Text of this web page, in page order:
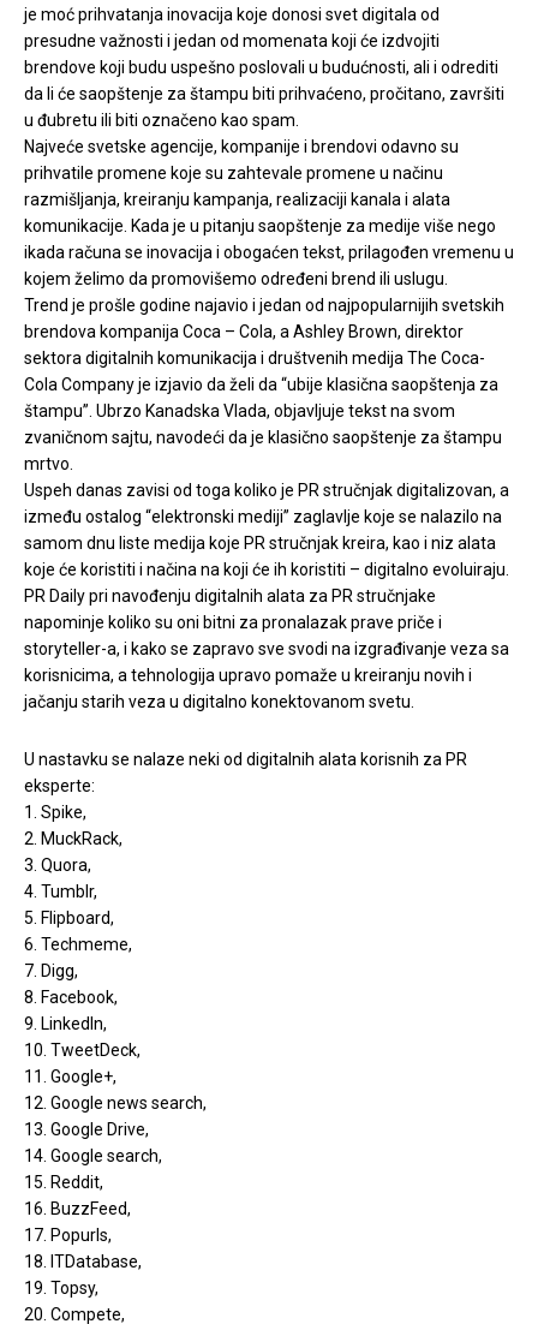
je moć prihvatanja inovacija koje donosi svet digitala od
presudne važnosti i jedan od momenata koji će izdvojiti
brendove koji budu uspešno poslovali u budućnosti, ali i odrediti
da li će saopštenje za štampu biti prihvaćeno, pročitano, završiti
u đubretu ili biti označeno kao spam.
Najveće svetske agencije, kompanije i brendovi odavno su
prihvatile promene koje su zahtevale promene u načinu
razmišljanja, kreiranju kampanja, realizaciji kanala i alata
komunikacije. Kada je u pitanju saopštenje za medije više nego
ikada računa se inovacija i obogaćen tekst, prilagođen vremenu u
kojem želimo da promovišemo određeni brend ili uslugu.
Trend je prošle godine najavio i jedan od najpopularnijih svetskih
brendova kompanija Coca – Cola, a Ashley Brown, direktor
sektora digitalnih komunikacija i društvenih medija The Coca-
Cola Company je izjavio da želi da “ubije klasična saopštenja za
štampu”. Ubrzo Kanadska Vlada, objavljuje tekst na svom
zvaničnom sajtu, navodeći da je klasično saopštenje za štampu
mrtvo.
Uspeh danas zavisi od toga koliko je PR stručnjak digitalizovan, a
između ostalog “elektronski mediji” zaglavlje koje se nalazilo na
samom dnu liste medija koje PR stručnjak kreira, kao i niz alata
koje će koristiti i načina na koji će ih koristiti – digitalno evoluiraju.
PR Daily pri navođenju digitalnih alata za PR stručnjake
napominje koliko su oni bitni za pronalazak prave priče i
storyteller-a, i kako se zapravo sve svodi na izgrađivanje veza sa
korisnicima, a tehnologija upravo pomaže u kreiranju novih i
jačanju starih veza u digitalno konektovanom svetu.
U nastavku se nalaze neki od digitalnih alata korisnih za PR
eksperte:
1. Spike,
2. MuckRack,
3. Quora,
4. Tumblr,
5. Flipboard,
6. Techmeme,
7. Digg,
8. Facebook,
9. LinkedIn,
10. TweetDeck,
11. Google+,
12. Google news search,
13. Google Drive,
14. Google search,
15. Reddit,
16. BuzzFeed,
17. Popurls,
18. ITDatabase,
19. Topsy,
20. Compete,